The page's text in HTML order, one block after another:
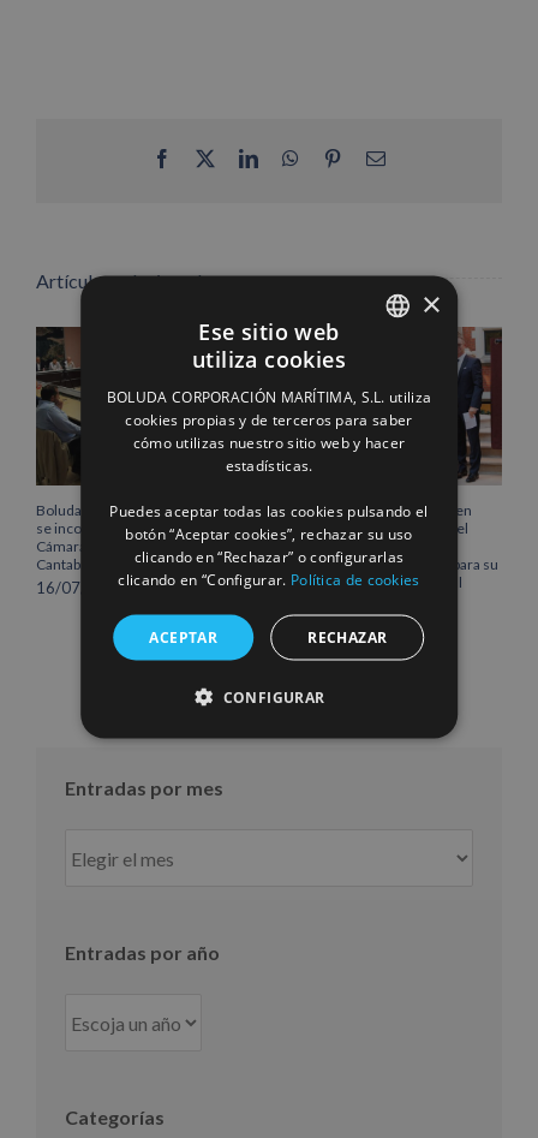
Facebook LinkedInWhatsApp
PinterestCorreo
Artículos relacionados
Boluda Corporación Marítima
se incorpora al Pleno de la
Cámara de Comercio de
Cantabria
16/07/2026
Boluda inaugura su sede en
Róterdam, consolidando el
centro estratégico clave para su
crecimiento internacional
Entradas por mes
por
Entradas por año
Categorías
ENGLISH
FRENCH
×
Ese sitio web
utiliza cookies
BOLUDA CORPORACIÓN MARÍTIMA, S.L. utiliza
cookies propias y de terceros para saber
cómo utilizas nuestro sitio web y hacer
estadísticas.
Puedes aceptar todas las cookies pulsando el
botón “Aceptar cookies”, rechazar su uso
clicando en “Rechazar” o configurarlas
clicando en “Configurar. Política de cookies
ACEPTAR RECHAZAR
CONFIGURAR